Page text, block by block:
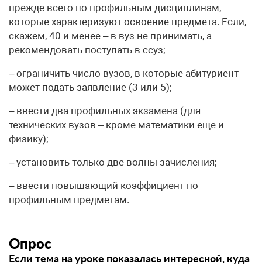
прежде всего по профильным дисциплинам,
которые характеризуют освоение предмета. Если,
скажем, 40 и менее – в вуз не принимать, а
рекомендовать поступать в ссуз;
– ограничить число вузов, в которые абитуриент
может подать заявление (3 или 5);
– ввести два профильных экзамена (для
технических вузов – кроме математики еще и
физику);
– установить только две волны зачисления;
– ввести повышающий коэффициент по
профильным предметам.
Опрос
Если тема на уроке показалась интересной, куда